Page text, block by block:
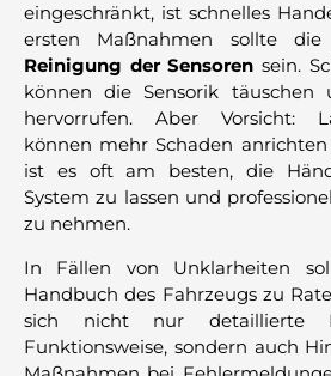
eingeschränkt, ist schnelles
ersten Maßnahmen sollte die
Reinigung der Sensoren sein.
können die Sensorik täuschen
hervorrufen. Aber Vorsicht:
können mehr Schaden
ist es oft am besten, die
System zu lassen und
zu nehmen.
In Fällen von Unklarheiten
Handbuch des Fahrzeugs zu
sich nicht nur detaillierte
Funktionsweise, sondern auch